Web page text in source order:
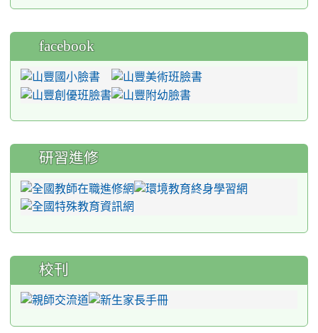
facebook
研習進修
校刊